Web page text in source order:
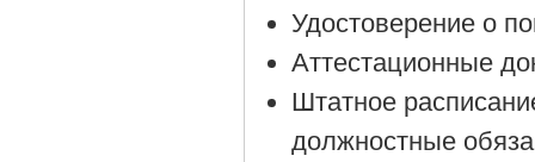
Удостоверение о
Аттестационные
Штатное
должностные